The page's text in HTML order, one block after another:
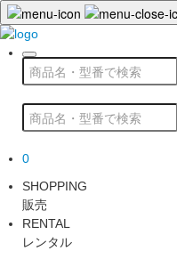
0
SHOPPING
販売
RENTAL
レンタル